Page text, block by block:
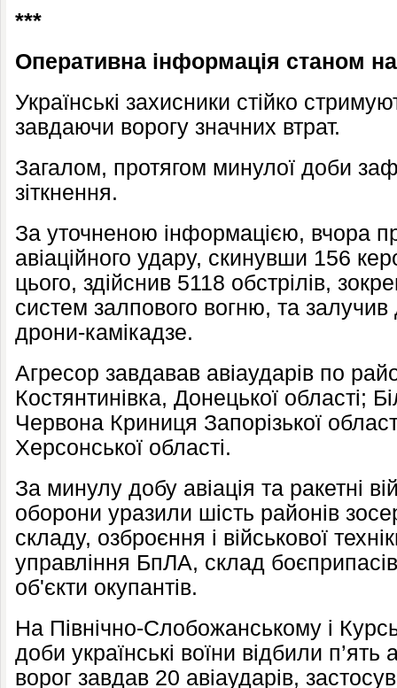
***
Оперативна інформація станом
Українські захисники стійко
завдаючи ворогу значних втрат.
Загалом, протягом минулої доби
зіткнення.
За уточненою інформацією, вчора
авіаційного удару, скинувши 156
цього, здійснив 5118 обстрілів,
систем залпового вогню, та
дрони-камікадзе.
Агресор завдавав авіаударів по
Костянтинівка, Донецької області;
Червона Криниця Запорізької
Херсонської області.
За минулу добу авіація та ракетні
оборони уразили шість районів
складу, озброєння і військової
управління БпЛА, склад
об'єкти окупантів.
На Північно-Слобожанському і
доби українські воїни відбили п’ять
ворог завдав 20 авіаударів,